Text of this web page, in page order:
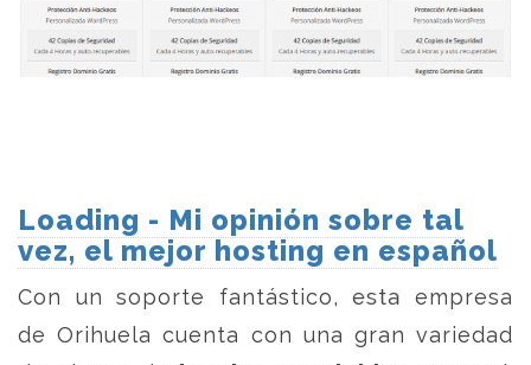
Loading - Mi opinión sobre tal
vez, el mejor hosting en español
Con un soporte fantástico, esta empresa
de Orihuela cuenta con una gran variedad